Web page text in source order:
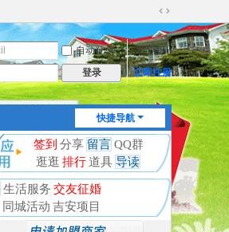
切
换
到
宽
版
自动登录
找回密码
登录 立即注册
快捷导航
签到 分享 留言 QQ群
逛逛 排行道具 导读
生活服务 交友征婚
同城活动 吉安项目